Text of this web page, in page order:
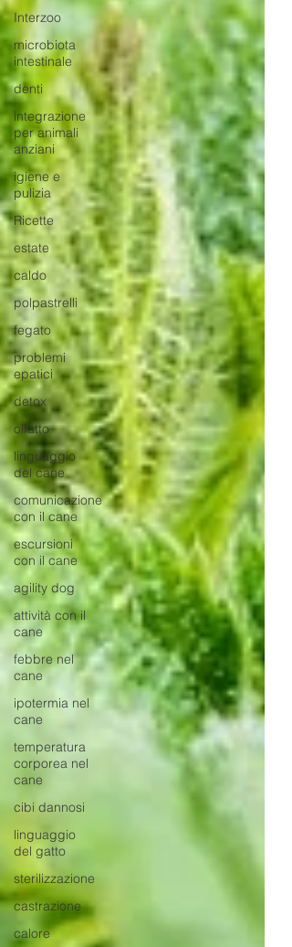
Interzoo
microbiota
intestinale
denti
integrazione
per animali
anziani
igiene e
pulizia
Ricette
estate
caldo
polpastrelli
fegato
problemi
epatici
detox
olfatto
linguaggio
del cane
comunicazione
con il cane
escursioni
con il cane
agility dog
attività con il
cane
febbre nel
cane
ipotermia nel
cane
temperatura
corporea nel
cane
cibi dannosi
linguaggio
del gatto
sterilizzazione
castrazione
calore